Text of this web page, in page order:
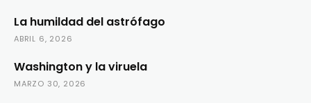
La humildad del astrófago
ABRIL 6, 2026
Washington y la viruela
MARZO 30, 2026